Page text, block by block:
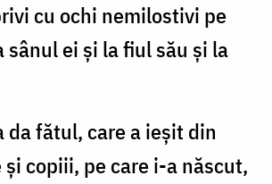
cu ochi nemilostivi pe
sânul ei şi la fiul său şi la
da fătul, care a ieşit din
şi copiii, pe care i-a născut,